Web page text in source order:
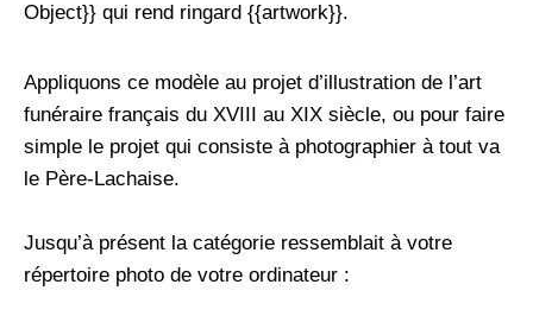
Object}} qui rend ringard {{artwork}}.
Appliquons ce modèle au projet d’illustration de l’art
funéraire français du XVIII au XIX siècle, ou pour faire
simple le projet qui consiste à photographier à tout va
le Père-Lachaise.
Jusqu’à présent la catégorie ressemblait à votre
répertoire photo de votre ordinateur :